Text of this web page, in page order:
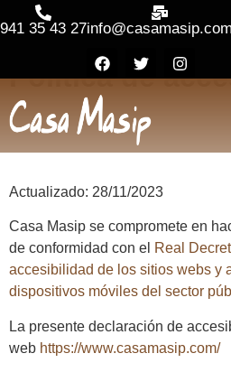
941 35 43 27info@casamasip.com
Política de
Actualizado: 28/11/2023
Casa Masip se compromete en
de conformidad con el Real
accesibilidad de los sitios webs y
dispositivos móviles del sector
La presente declaración de
web https://www.casamasip.com/